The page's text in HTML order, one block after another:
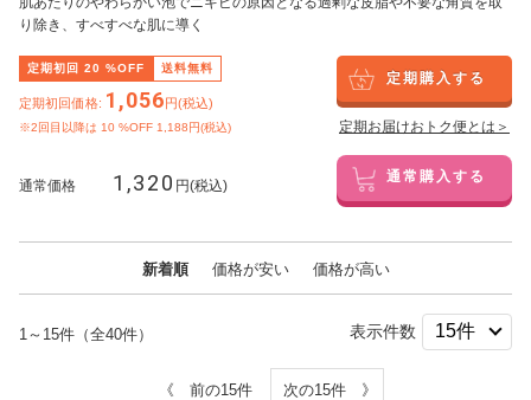
り除き、すべすべな肌に導く
定期初回 20 %OFF 送料無料
定期初回価格: 1,056円(税込)
※2回目以降は 10 %OFF 1,188円(税込)
定期購入する
定期お届けおトク便とは＞
通常価格 1,320 円(税込) 通常購入する
新着順 価格が安い 価格が高い
1～15件（全40件） 表示件数
《 前の15件 次の15件 》